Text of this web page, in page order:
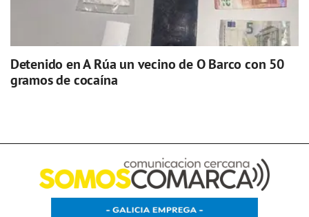
Detenido en A Rúa un vecino de O Barco con 50
gramos de cocaína